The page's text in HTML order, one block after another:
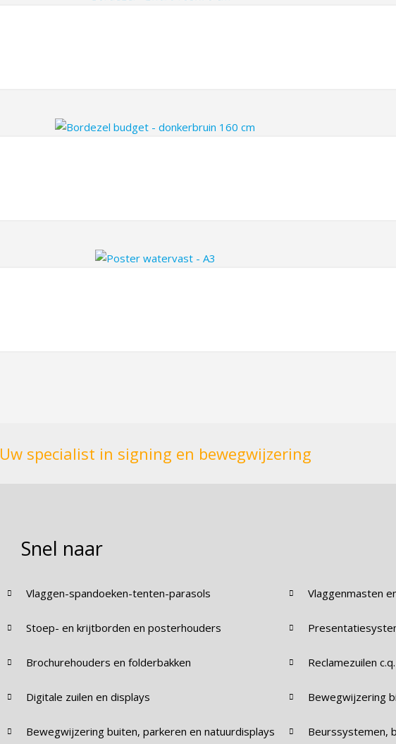
Uw specialist in signing en bewegwijzering
Snel naar
Vlaggen-spandoeken-tenten-parasols Vlaggenmasten
Stoep- en krijtborden en posterhouders
Brochurehouders en folderbakken Reclamezuilen
Digitale zuilen en displays Bewegwijzering
Bewegwijzering buiten, parkeren en natuurdisplays Beurssystemen,